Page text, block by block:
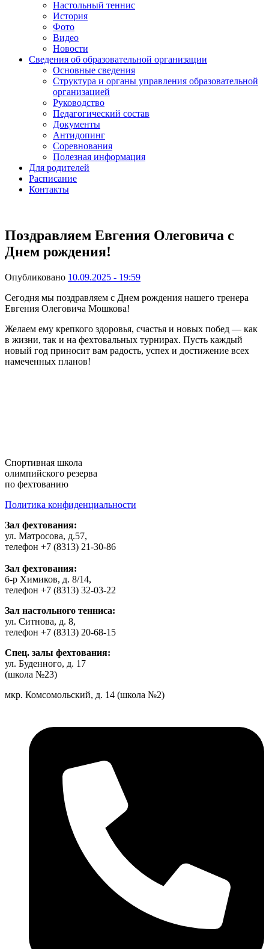
Настольный теннис
История
Фото
Видео
Новости
Сведения об образовательной организации
Основные сведения
Структура и органы управления образовательной
организацией
Руководство
Педагогический состав
Документы
Антидопинг
Соревнования
Полезная информация
Для родителей
Расписание
Контакты
Поздравляем Евгения Олеговича с
Днем рождения!
Опубликовано 10.09.2025 - 19:59
Сегодня мы поздравляем с Днем рождения нашего тренера
Евгения Олеговича Мошкова!
Желаем ему крепкого здоровья, счастья и новых побед — как
в жизни, так и на фехтовальных турнирах. Пусть каждый
новый год приносит вам радость, успех и достижение всех
намеченных планов!
Cпортивная школа
олимпийского резерва
по фехтованию
Политика конфиденциальности
Зал фехтования:
ул. Матросова, д.57,
телефон +7 (8313) 21-30-86
Зал фехтования:
б-р Химиков, д. 8/14,
телефон +7 (8313) 32-03-22
Зал настольного тенниса:
ул. Ситнова, д. 8,
телефон +7 (8313) 20-68-15
Спец. залы фехтования:
ул. Буденного, д. 17
(школа №23)
мкр. Комсомольский, д. 14 (школа №2)